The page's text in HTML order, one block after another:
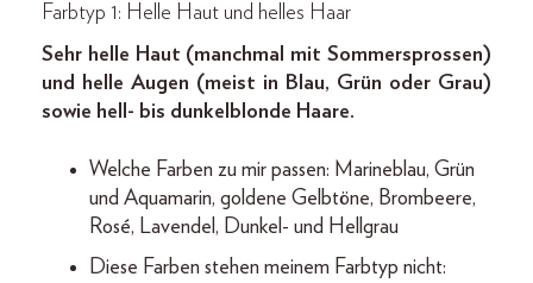
Farbtyp 1: Helle Haut und helles Haar
Sehr helle Haut (manchmal mit Sommersprossen)
und helle Augen (meist in Blau, Grün oder Grau)
sowie hell- bis dunkelblonde Haare.
Welche Farben zu mir passen: Marineblau, Grün
und Aquamarin, goldene Gelbtöne, Brombeere,
Rosé, Lavendel, Dunkel- und Hellgrau
Diese Farben stehen meinem Farbtyp nicht: